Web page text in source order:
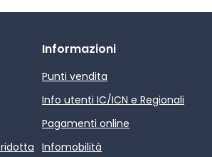
Informazioni
Punti vendita
Info utenti IC/ICN e Regionali
Pagamenti online
Infomobilità